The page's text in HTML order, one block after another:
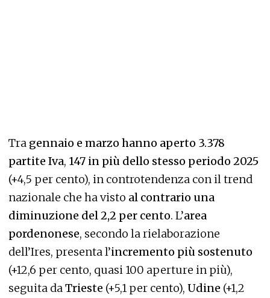
Tra gennaio e marzo hanno aperto 3.378
partite Iva, 147 in più dello stesso periodo 2025
(+4,5 per cento), in controtendenza con il trend
nazionale che ha visto al contrario una
diminuzione del 2,2 per cento. L’area
pordenonese, secondo la rielaborazione
dell’Ires, presenta l’incremento più sostenuto
(+12,6 per cento, quasi 100 aperture in più),
seguita da Trieste (+5,1 per cento), Udine (+1,2